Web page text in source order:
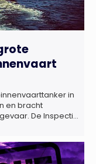
in
en bracht
De Inspectie
grote gevolgen